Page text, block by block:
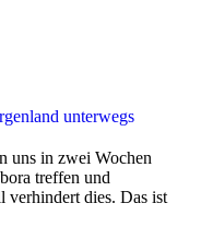
unterwegs
uns in zwei Wochen
treffen und
verhindert dies. Das ist